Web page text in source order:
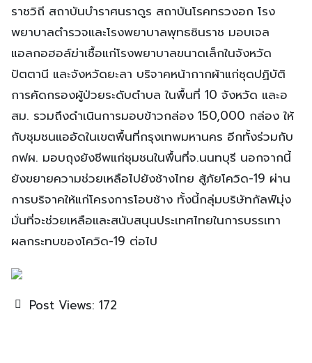
ราชวิถี สถาบันบำราศนราดูร สถาบันโรคทรวงอก โรง
พยาบาลตำรวจและโรงพยาบาลพุทธชินราช มอบเจล
แอลกอฮอล์ฆ่าเชื้อแก่โรงพยาบาลขนาดเล็กในจังหวัด
ปัตตานี และจังหวัดยะลา บริจาคหน้ากากผ้าแก่ชุดปฏิบัติ
การคัดกรองผู้ป่วยระดับตำบล ในพื้นที่ 10 จังหวัด และอ
สม. รวมถึงดำเนินการมอบข้าวกล่อง 150,000 กล่อง ให้
กับชุมชนแออัดในเขตพื้นที่กรุงเทพมหานคร อีกทั้งร่วมกับ
กฟผ. มอบถุงยังชีพแก่ชุมชนในพื้นที่จ.นนทบุรี นอกจากนี้
ยังขยายความช่วยเหลือไปยังช้างไทย สู้ภัยโควิด-19 ผ่าน
การบริจาคให้แก่โครงการโอบช้าง ทั้งนี้กลุ่มบริษัทกัลฟ์มุ่ง
มั่นที่จะช่วยเหลือและสนับสนุนประเทศไทยในการบรรเทา
ผลกระทบของโควิด-19 ต่อไป
Post Views: 172